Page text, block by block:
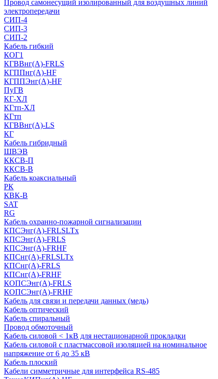
Провод самонесущий изолированный для воздушных линий
электропередачи
СИП-4
СИП-3
СИП-2
Кабель гибкий
КОГ1
КГВВнг(А)-FRLS
КГППнг(A)-HF
КГППЭнг(A)-HF
ПуГВ
КГ-ХЛ
КГтп-ХЛ
КГтп
КГВВнг(А)-LS
КГ
Кабель гибридный
ШВЭВ
ККСВ-П
ККСВ-В
Кабель коаксиальный
РК
КВК-В
SAT
RG
Кабель охранно-пожарной сигнализации
КПСЭнг(А)-FRLSLTx
КПСЭнг(А)-FRLS
КПСЭнг(А)-FRHF
КПСнг(А)-FRLSLTx
КПСнг(А)-FRLS
КПСнг(А)-FRHF
КОПСЭнг(А)-FRLS
КОПСЭнг(А)-FRHF
Кабель для связи и передачи данных (медь)
Кабель оптический
Кабель спиральный
Провод обмоточный
Кабель силовой < 1кВ для нестационарной прокладки
Кабель силовой с пластмассовой изоляцией на номинальное
напряжение от 6 до 35 кВ
Кабель плоский
Кабели симметричные для интерфейса RS-485